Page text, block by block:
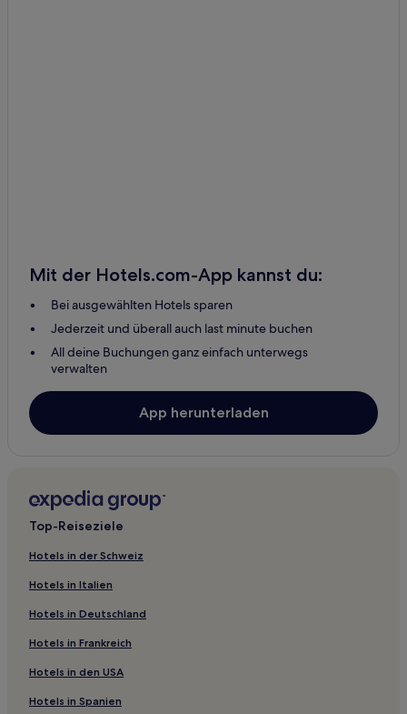
Jesolo Hotels
Gasthäuser in Treviso
Treviso Hotels
Brenzone sul Garda Hotels
Castelnuovo del Garda Hotels
Galzignano Terme Hotels
Hotels mit Weingut in Verona
Verona Hotels
Eraclea Mare Hotels
Villen in Bibione
Apartments in Bibione
4-Sterne-Hotels in Bibione
Mit der Hotels.com-App kannst du:
Bei ausgewählten Hotels sparen
Jederzeit und überall auch last minute buchen
All deine Buchungen ganz einfach unterwegs
verwalten
App herunterladen
Top-Reiseziele
Hotels in der Schweiz
Hotels in Italien
Hotels in Deutschland
Hotels in Frankreich
Hotels in den USA
Hotels in Spanien